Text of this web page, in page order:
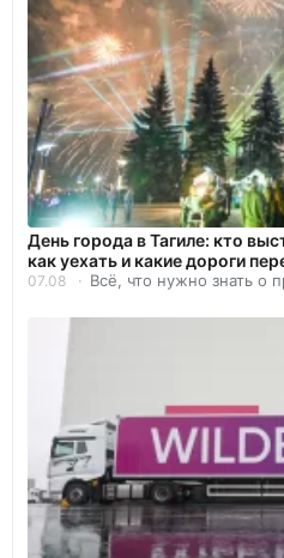
День города в Тагиле: кто
как уехать и какие дороги
07.08 Всё, что нужно знать о